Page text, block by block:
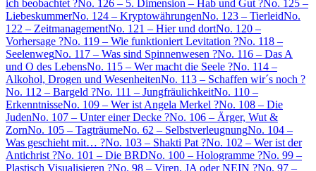
ich beobachtet ?No. 126 – 5. Dimension – Hab und Gut ?No. 125 –
LiebeskummerNo. 124 – KryptowährungenNo. 123 – TierleidNo.
122 – ZeitmanagementNo. 121 – Hier und dortNo. 120 –
Vorhersage ?No. 119 – Wie funktioniert Levitation ?No. 118 –
SeelenwegNo. 117 – Was sind Spinnenwesen ?No. 116 – Das A
und O des LebensNo. 115 – Wer macht die Seele ?No. 114 –
Alkohol, Drogen und WesenheitenNo. 113 – Schaffen wir´s noch ?
No. 112 – Bargeld ?No. 111 – JungfräulichkeitNo. 110 –
ErkenntnisseNo. 109 – Wer ist Angela Merkel ?No. 108 – Die
JudenNo. 107 – Unter einer Decke ?No. 106 – Ärger, Wut &
ZornNo. 105 – TagträumeNo. 62 – SelbstverleugnungNo. 104 –
Was geschieht mit… ?No. 103 – Shakti Pat ?No. 102 – Wer ist der
Antichrist ?No. 101 – Die BRDNo. 100 – Hologramme ?No. 99 –
Plastisch Visualisieren ?No. 98 – Viren, JA oder NEIN ?No. 97 –